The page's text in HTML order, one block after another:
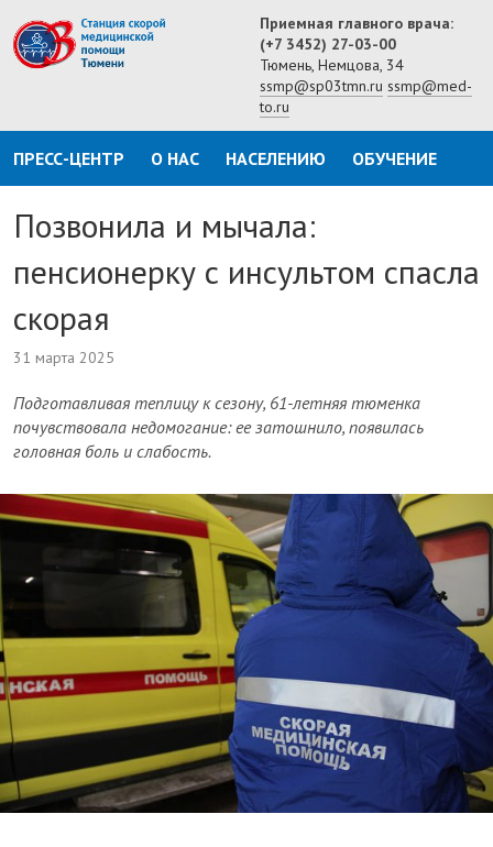
Приемная главного врача:
(+7 3452) 27-03-00
Тюмень, Немцова, 34
ssmp@sp03tmn.ru ssmp@med-
to.ru
ПРЕСС-ЦЕНТР О НАС НАСЕЛЕНИЮ ОБУЧЕНИЕ
Позвонила и мычала:
пенсионерку с инсультом спасла
скорая
31 марта 2025
Подготавливая теплицу к сезону, 61-летняя тюменка
почувствовала недомогание: ее затошнило, появилась
головная боль и слабость.